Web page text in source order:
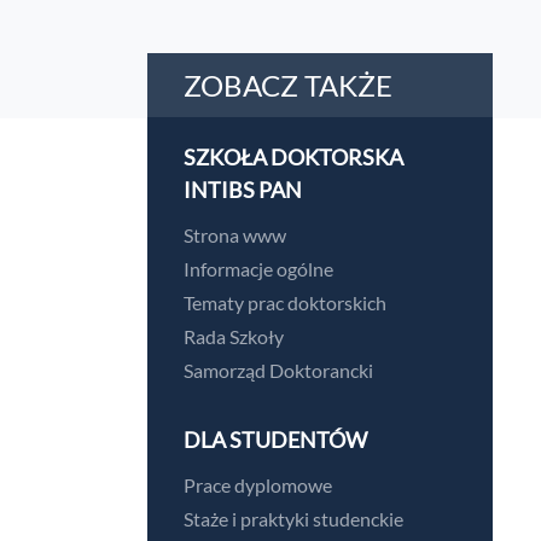
ZOBACZ TAKŻE
SZKOŁA DOKTORSKA
INTIBS PAN
Strona www
Informacje ogólne
Tematy prac doktorskich
Rada Szkoły
Samorząd Doktorancki
DLA STUDENTÓW
Prace dyplomowe
Staże i praktyki studenckie